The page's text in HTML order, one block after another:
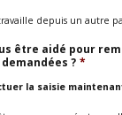
depuis un autre
être aidé pour
? *
la saisie